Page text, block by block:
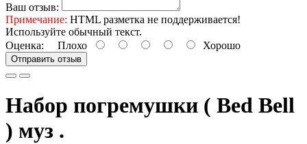
Ваш отзыв:
Примечание: HTML разметка не поддерживается!
Используйте обычный текст.
Оценка: Плохо Хорошо
Отправить отзыв
Набор погремушки ( Bed Bell
) муз .